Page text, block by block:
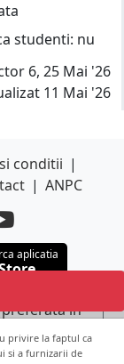
studenti: nu
6, 25 Mai '26
11 Mai '26
privire la faptul ca
si a furnizarii de
conditii |
| ANPC
aplicatia
in